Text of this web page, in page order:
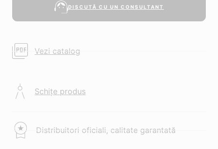
DISCUTĂ CU UN CONSULTANT
Vezi catalog
Schițe produs
Distribuitori oficiali, calitate garantată